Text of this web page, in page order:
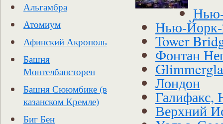
Альгамбра
Атомиум
Афинский Акрополь
Башня
Монтелбансторен
Башня Сююмбике (в
казанском Кремле)
Биг Бен
Нью-
Tower
Фонтан
Лондон
Галифакс,
Верхний